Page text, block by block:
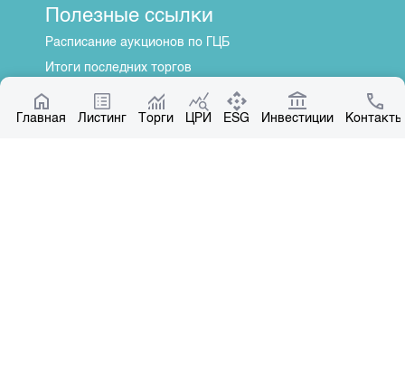
Главная Листинг Торги ЦРИ ESG Инвестиции Контакты
Полезные ссылки
Расписание аукционов по ГЦБ
Итоги последних торгов
Котировки по ЦБ
Центр раскрытия информации